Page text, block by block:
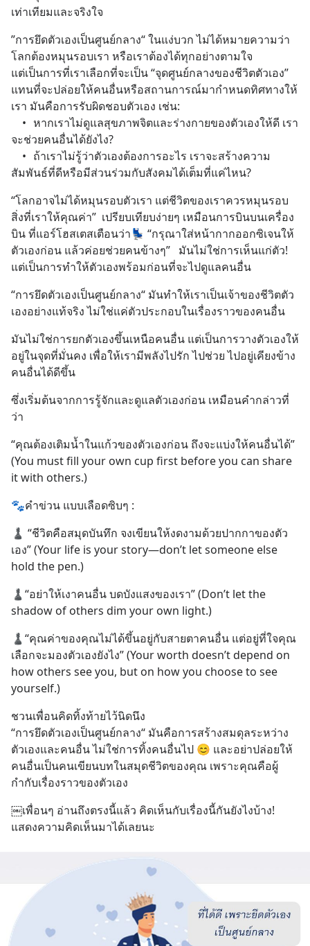
เท่าเทียมและจริงใจ
”การยึดตัวเองเป็นศูนย์กลาง“ ในแง่บวก ไม่ได้หมายความว่า
โลกต้องหมุนรอบเรา หรือเราต้องได้ทุกอย่างตามใจ
แต่เป็นการที่เราเลือกที่จะเป็น “จุดศูนย์กลางของชีวิตตัวเอง”
แทนที่จะปล่อยให้คนอื่นหรือสถานการณ์มากำหนดทิศทางให้
เรา มันคือการรับผิดชอบตัวเอง เช่น:
จะช่วยคนอื่นได้ยังไง?
สัมพันธ์ที่ดีหรือมีส่วนร่วมกับสังคมได้เต็มที่แค่ไหน?
“โลกอาจไม่ได้หมุนรอบตัวเรา แต่ชีวิตของเราควรหมุนรอบ
สิ่งที่เราให้คุณค่า”  เปรียบเทียบง่ายๆ เหมือนการบินบนเครื่อง
บิน ที่แอร์โฮสเตสเตือนว่า💺 “กรุณาใส่หน้ากากออกซิเจนให้
ตัวเองก่อน แล้วค่อยช่วยคนข้างๆ”   มันไม่ใช่การเห็นแก่ตัว!
แต่เป็นการทำให้ตัวเองพร้อมก่อนที่จะไปดูแลคนอื่น
“การยึดตัวเองเป็นศูนย์กลาง“ มันทำให้เราเป็นเจ้าของชีวิตตัว
เองอย่างแท้จริง ไม่ใช่แค่ตัวประกอบในเรื่องราวของคนอื่น
มันไม่ใช่การยกตัวเองขึ้นเหนือคนอื่น แต่เป็นการวางตัวเองให้
อยู่ในจุดที่มั่นคง เพื่อให้เรามีพลังไปรัก ไปช่วย ไปอยู่เคียงข้าง
คนอื่นได้ดีขึ้น
ซึ่งเริ่มต้นจากการรู้จักและดูแลตัวเองก่อน เหมือนคำกล่าวที่
ว่า
“คุณต้องเติมน้ำในแก้วของตัวเองก่อน ถึงจะแบ่งให้คนอื่นได้”
(You must fill your own cup first before you can share
it with others.)
🐾คำข่วน แบบเลือดซิบๆ :
♟️ “ชีวิตคือสมุดบันทึก จงเขียนให้งดงามด้วยปากกาของตัว
เอง” (Your life is your story—don’t let someone else
hold the pen.)
♟️“อย่าให้เงาคนอื่น บดบังแสงของเรา” (Don’t let the
shadow of others dim your own light.)
♟️“คุณค่าของคุณไม่ได้ขึ้นอยู่กับสายตาคนอื่น แต่อยู่ที่ใจคุณ
เลือกจะมองตัวเองยังไง” (Your worth doesn’t depend on
how others see you, but on how you choose to see
yourself.)
ชวนเพื่อนคิดทิ้งท้ายไว้นิดนึง
“การยึดตัวเองเป็นศูนย์กลาง“ มันคือการสร้างสมดุลระหว่าง
ตัวเองและคนอื่น ไม่ใช่การทิ้งคนอื่นไป 😊 และอย่าปล่อยให้
คนอื่นเป็นคนเขียนบทในสมุดชีวิตของคุณ เพราะคุณคือผู้
กำกับเรื่องราวของตัวเอง
￼เพื่อนๆ อ่านถึงตรงนี้แล้ว คิดเห็นกับเรื่องนี้กันยังไงบ้าง!
แสดงความคิดเห็นมาได้เลยนะ